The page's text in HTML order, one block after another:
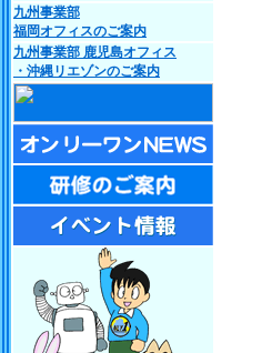
九州事業部
福岡オフィスのご案内
九州事業部 鹿児島オフィス
・沖縄リエゾンのご案内